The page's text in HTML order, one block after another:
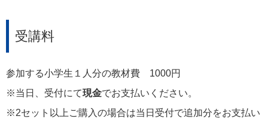
受講料
参加する小学生１人分の教材費 1000円
※当日、受付にて現金でお支払いください。
※2セット以上ご購入の場合は当日受付で追加分をお支払い